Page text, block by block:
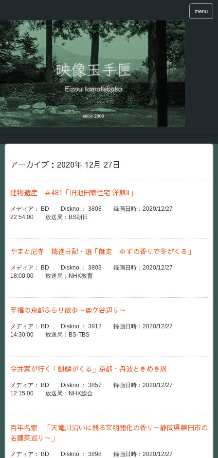
menu
アーカイブ：2020年 12月 27日
建物遺産 ＃481「旧池田家住宅 洋館Ⅱ」
メディア： BD Diskno.： 3808 録画日時：2020/12/27
22:54:00 放送局：BS朝日
やまと尼寺 精進日記・選「師走 ゆずの香りで冬がくる」
メディア： BD Diskno.： 3803 録画日時：2020/12/27
18:00:00 放送局：NHK教育
至福の京都ふらり散歩～鹿ケ谷辺り～
メディア： BD Diskno.： 3912 録画日時：2020/12/27
14:30:00 放送局：BS-TBS
今井翼が行く「麒麟がくる」京都・丹波ときめき旅
メディア： BD Diskno.： 3857 録画日時：2020/12/27
12:15:00 放送局：NHK総合
百年名家 「天竜川沿いに残る文明開化の香り～静岡県磐田市の
名建築巡り～」
メディア： BD Diskno.： 3898 録画日時：2020/12/27